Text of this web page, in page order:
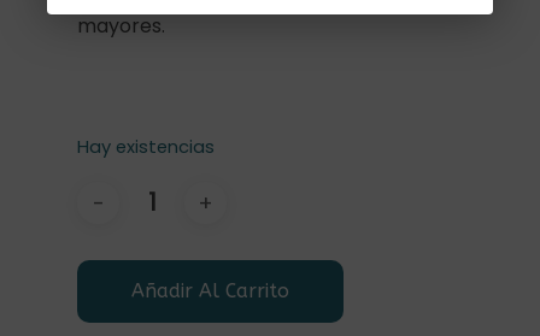
mayores.
Hay existencias
Añadir Al Carrito